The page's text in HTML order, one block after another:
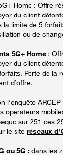
Home : Offre
du client
la limite de 5
ou de
5G+ Home :
du client
Perte de la
d’offre.
l’enquête
opérateurs
sur 251 des
le site réseaux
ou 5G : dans les